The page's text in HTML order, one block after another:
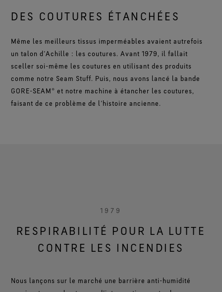
DES COUTURES ÉTANCHÉES
Même les meilleurs tissus imperméables avaient autrefois
un talon d’Achille : les coutures. Avant 1979, il fallait
sceller soi-même les coutures en utilisant des produits
comme notre Seam Stuff. Puis, nous avons lancé la bande
GORE-SEAM® et notre machine à étancher les coutures,
faisant de ce problème de l’histoire ancienne.
1979
RESPIRABILITÉ POUR LA LUTTE
CONTRE LES INCENDIES
Nous lançons sur le marché une barrière anti-humidité